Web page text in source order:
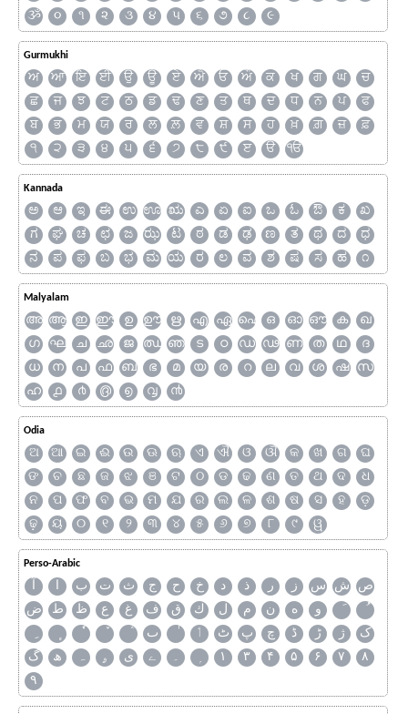
ૐ
૦ ૧ ૨ ૩ ૪ ૫ ૬ ૭ ૮ ૯
Gurmukhi
ਅ ਆ ਇ ਈ ਉ ਊ ਏ ਐ ਓ ਔ ਕ ਖ ਗ ਘ
ਚ
ਛ
ਜ ਝ ਟ ਠ ਡ ਢ ਣ ਤ ਥ ਦ ਧ ਨ ਪ
ਫ
ਬ
ਭ ਮ ਯ ਰ ਲ ਲ਼ ਵ ਸ਼ ਸ ਹ ਖ਼ ਗ਼ ਜ਼
ਫ਼
੧
੨ ੩ ੪ ੫ ੬ ੭ ੮ ੯ ੲ ੳ ੴ
Kannada
ಅ ಆ ಇ ಈ ಉ ಊ ಋ ಎ ಏ ಐ ಒ ಓ ಔ ಕ
ಖ
ಗ
ಘ ಚ ಛ ಜ ಝ ಟ ಠ ಡ ಢ ಣ ತ ಥ ದ
ಧ
ನ
ಪ ಫ ಬ ಭ ಮ ಯ ರ ಲ ವ ಶ ಷ ಸ ಹ ೧
Malyalam
അ ആ ഇ ഈ ഉ ഊ ഋ എ ഏ ഐ ഒ ഓ ഔ ക
ഖ
ഗ
ഘ ച ഛ ജ ഝ ഞ ട ഠ ഡ ഢ ണ ത ഥ
ദ
ധ
ന പ ഫ ബ ഭ മ യ ര റ ല വ ശ ഷ
സ
ഹ
൧ ൪ ൫ ൭ ൮ ൯
Odia
ଅ ଆ ଇ ଈ ଉ ଊ ଋ ଏ ଐ ଓ ଔ କ ଖ ଗ
ଘ
ଙ
ଚ ଛ ଜ ଝ ଞ ଟ ଠ ଡ ଢ ଣ ତ ଥ ଦ
ଧ
ନ
ପ ଫ ବ ଭ ମ ଯ ର ଲ ଳ ଶ ଷ ସ ହ
ଡ଼
ଢ଼
ୟ ୦ ୧ ୨ ୩ ୪ ୫ ୬ ୭ ୮ ୯ ୱ
Perso-Arabic
آ ا ب ت ث ج ح خ د ذ ر ز س ش ص
ض
ط ظ ع غ ف ق ك ل م ن ه
و
ٮ
ٲ ٹ پ چ ڈ ڑ ژ
ک
گ
ھ ہ ۄ ی ے ۔ ۱ ۳ ۴ ۵ ۶ ۷
۸
۹